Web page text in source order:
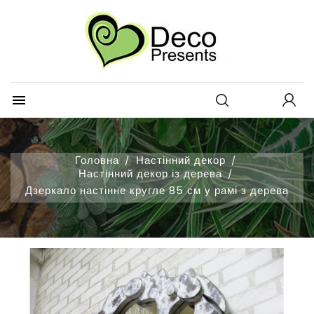
Додати до списку обраних
add_circle_outline Create new list
Створити список бажань
Назва списку бажань
Відміна Створити список бажань
Вам потрібно увійти, щоб зберегти товари у своєму списку
Відміна Увійти

Головна
Настінний декор
Настінний декор із дерева
Дзеркало настінне кругле 85 см у рамі з дерева